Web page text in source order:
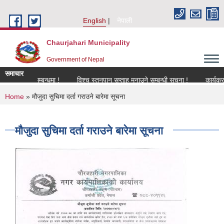
English
नेपाली
Chaurjahari Municipality
Government of Nepal
समाचार
सम्बन्धमा !
विश्च स्तनपान सप्ताह मनाउने सम्बन्धी सूचना ! कार्यक्रममा
You are here
Home » मौजुदा सुचिमा दर्ता गराउने बारेमा सूचना
मौजुदा सुचिमा दर्ता गराउने बारेमा सूचना